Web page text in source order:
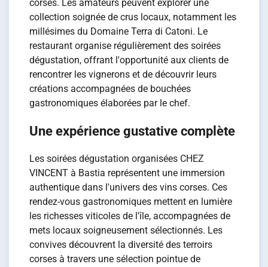
corses. Les amateurs peuvent explorer une
collection soignée de crus locaux, notamment les
millésimes du Domaine Terra di Catoni. Le
restaurant organise régulièrement des soirées
dégustation, offrant l'opportunité aux clients de
rencontrer les vignerons et de découvrir leurs
créations accompagnées de bouchées
gastronomiques élaborées par le chef.
Une expérience gustative complète
Les soirées dégustation organisées CHEZ
VINCENT à Bastia représentent une immersion
authentique dans l'univers des vins corses. Ces
rendez-vous gastronomiques mettent en lumière
les richesses viticoles de l'île, accompagnées de
mets locaux soigneusement sélectionnés. Les
convives découvrent la diversité des terroirs
corses à travers une sélection pointue de